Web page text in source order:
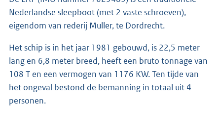
Nederlandse sleepboot (met 2 vaste schroeven),
eigendom van rederij Muller, te Dordrecht.
Het schip is in het jaar 1981 gebouwd, is 22,5 meter
lang en 6,8 meter breed, heeft een bruto tonnage van
108 T en een vermogen van 1176 KW. Ten tijde van
het ongeval bestond de bemanning in totaal uit 4
personen.